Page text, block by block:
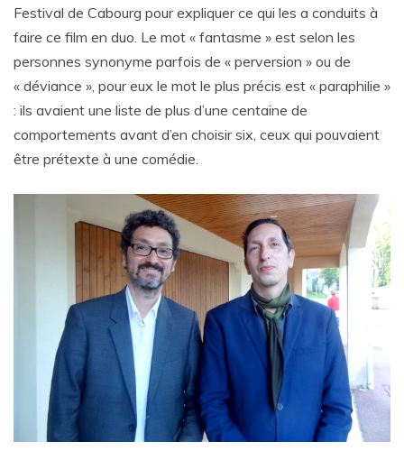
Festival de Cabourg pour expliquer ce qui les a conduits à
faire ce film en duo. Le mot « fantasme » est selon les
personnes synonyme parfois de « perversion » ou de
« déviance », pour eux le mot le plus précis est « paraphilie »
: ils avaient une liste de plus d’une centaine de
comportements avant d’en choisir six, ceux qui pouvaient
être prétexte à une comédie.